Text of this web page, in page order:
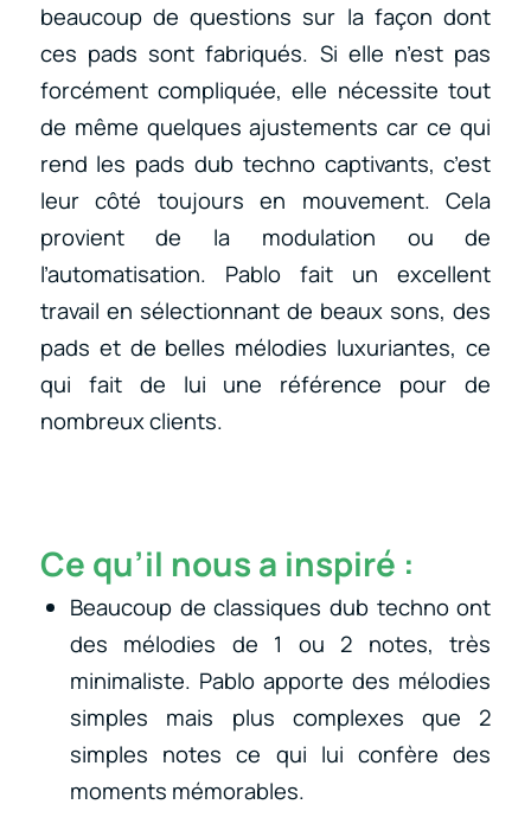
beaucoup de questions sur la façon dont
ces pads sont fabriqués. Si elle n’est pas
forcément compliquée, elle nécessite tout
de même quelques ajustements car ce qui
rend les pads dub techno captivants, c’est
leur côté toujours en mouvement. Cela
provient de la modulation ou de
l’automatisation. Pablo fait un excellent
travail en sélectionnant de beaux sons, des
pads et de belles mélodies luxuriantes, ce
qui fait de lui une référence pour de
nombreux clients.
Ce qu’il nous a inspiré :
Beaucoup de classiques dub techno ont
des mélodies de 1 ou 2 notes, très
minimaliste. Pablo apporte des mélodies
simples mais plus complexes que 2
simples notes ce qui lui confère des
moments mémorables.